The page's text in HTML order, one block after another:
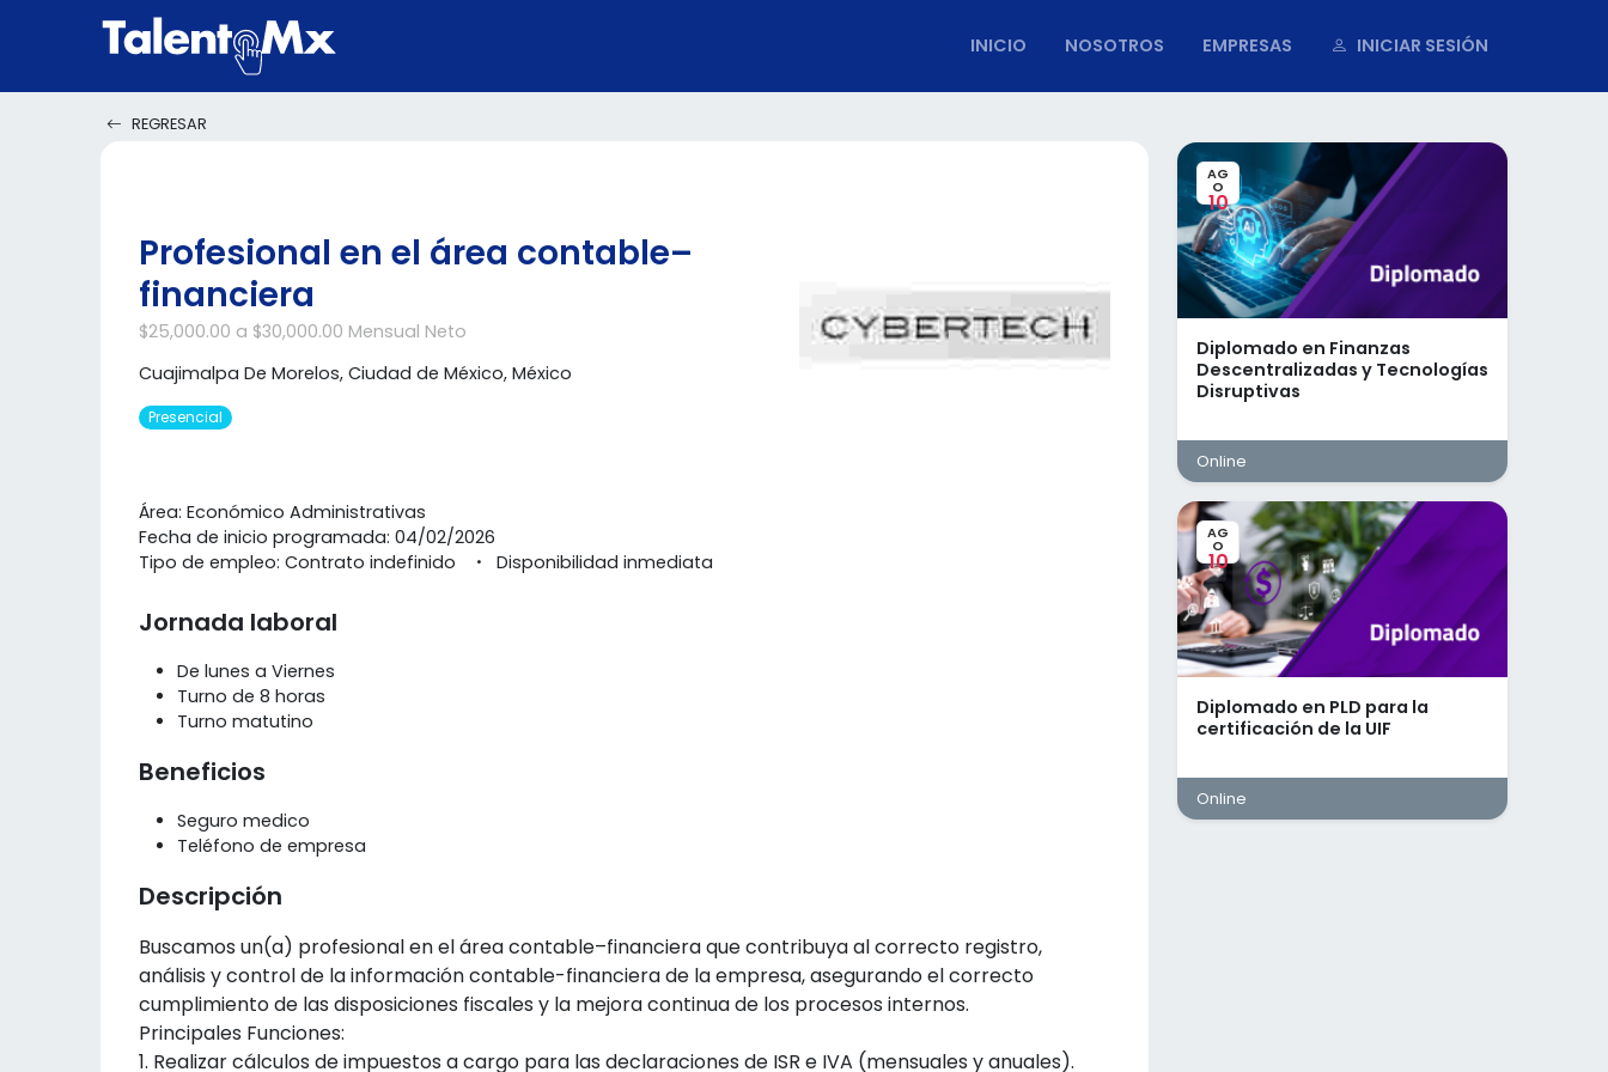
INICIO NOSOTROS EMPRESAS INICIAR SESIÓN
REGRESAR
Profesional en el área contable–
financiera
$25,000.00 a $30,000.00 Mensual Neto
Cuajimalpa De Morelos, Ciudad de México, México
Presencial
Área: Económico Administrativas
Fecha de inicio programada: 04/02/2026
Tipo de empleo: Contrato indefinido
Disponibilidad inmediata
Jornada laboral
De lunes a Viernes
Turno de 8 horas
Turno matutino
Beneficios
Seguro medico
Teléfono de empresa
Descripción
Buscamos un(a) profesional en el área contable–financiera que contribuya al correcto registro,
análisis y control de la información contable-financiera de la empresa, asegurando el correcto
cumplimiento de las disposiciones fiscales y la mejora continua de los procesos internos.
Principales Funciones:
1. Realizar cálculos de impuestos a cargo para las declaraciones de ISR e IVA (mensuales y anuales).
AG
O
10
Diplomado en Finanzas
Descentralizadas y Tecnologías
Disruptivas
Online
AG
O
10
Diplomado en PLD para la
certificación de la UIF
Online